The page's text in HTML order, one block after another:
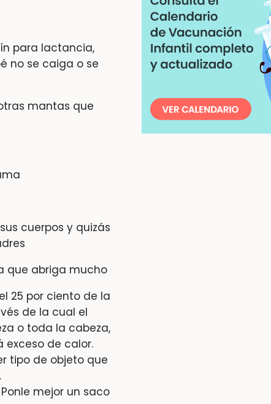
para lactancia,
no se caiga o se
mantas que
cuerpos y quizás
que abriga mucho
25 por ciento de la
de la cual el
o toda la cabeza,
exceso de calor.
tipo de objeto que
mejor un saco